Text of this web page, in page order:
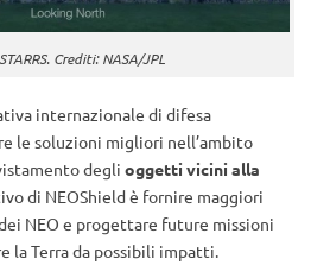
Crediti: NASA/JPL
internazionale di difesa
le soluzioni migliori nell’ambito
degli oggetti vicini alla
di NEOShield è fornire maggiori
NEO e progettare future missioni
la Terra da possibili impatti.